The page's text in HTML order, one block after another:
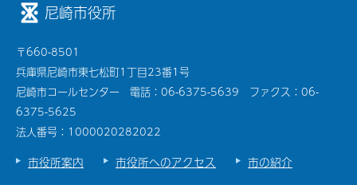
尼崎市役所
〒660-8501
兵庫県尼崎市東七松町1丁目23番1号
尼崎市コールセンター 電話：06-6375-5639 ファクス：06-
6375-5625
法人番号：1000020282022
市役所案内 市役所へのアクセス
市の紹介